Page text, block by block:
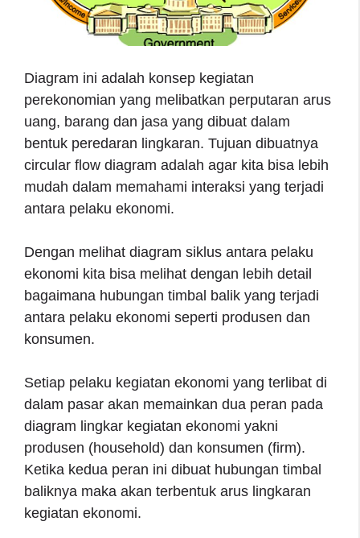
Diagram ini adalah konsep kegiatan
perekonomian yang melibatkan perputaran arus
uang, barang dan jasa yang dibuat dalam
bentuk peredaran lingkaran. Tujuan dibuatnya
circular flow diagram adalah agar kita bisa lebih
mudah dalam memahami interaksi yang terjadi
antara pelaku ekonomi.
Dengan melihat diagram siklus antara pelaku
ekonomi kita bisa melihat dengan lebih detail
bagaimana hubungan timbal balik yang terjadi
antara pelaku ekonomi seperti produsen dan
konsumen.
Setiap pelaku kegiatan ekonomi yang terlibat di
dalam pasar akan memainkan dua peran pada
diagram lingkar kegiatan ekonomi yakni
produsen (household) dan konsumen (firm).
Ketika kedua peran ini dibuat hubungan timbal
baliknya maka akan terbentuk arus lingkaran
kegiatan ekonomi.